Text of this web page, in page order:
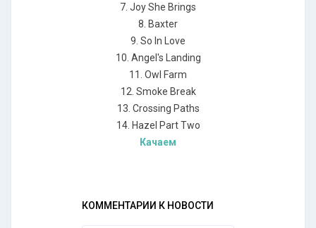
7. Joy She Brings
8. Baxter
9. So In Love
10. Angel's Landing
11. Owl Farm
12. Smoke Break
13. Crossing Paths
14. Hazel Part Two
Качаем
КОММЕНТАРИИ К НОВОСТИ